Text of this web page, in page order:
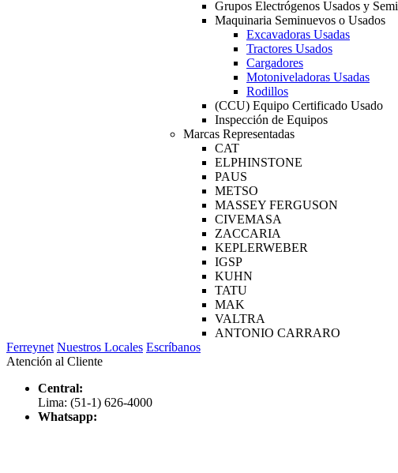
Grupos Electrógenos Usados y
Maquinaria Seminuevos o Usados
Excavadoras Usadas
Tractores Usados
Cargadores
Motoniveladoras Usadas
Rodillos
(CCU) Equipo Certificado Usado
Inspección de Equipos
Marcas Representadas
CAT
ELPHINSTONE
PAUS
METSO
MASSEY FERGUSON
CIVEMASA
ZACCARIA
KEPLERWEBER
IGSP
KUHN
TATU
MAK
VALTRA
ANTONIO CARRARO
Ferreynet Nuestros Locales Escríbanos
Atención al Cliente
Central:
Lima: (51-1) 626-4000
Whatsapp: